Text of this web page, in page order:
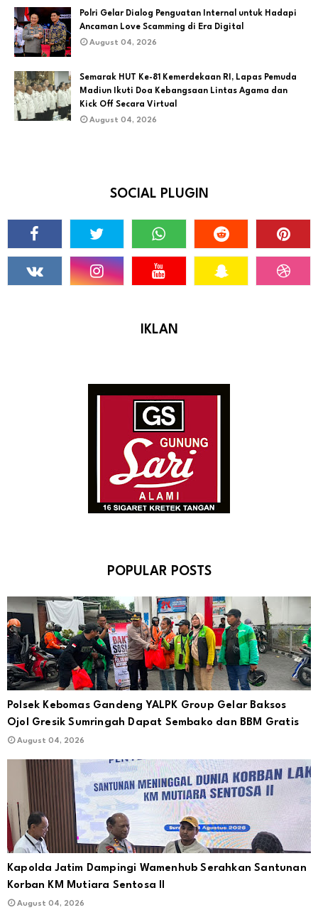
Polri Gelar Dialog Penguatan Internal untuk Hadapi
Ancaman Love Scamming di Era Digital
August 04, 2026
Semarak HUT Ke-81 Kemerdekaan RI, Lapas Pemuda
Madiun Ikuti Doa Kebangsaan Lintas Agama dan
Kick Off Secara Virtual
August 04, 2026
SOCIAL PLUGIN
IKLAN
POPULAR POSTS
Polsek Kebomas Gandeng YALPK Group Gelar Baksos
Ojol Gresik Sumringah Dapat Sembako dan BBM Gratis
August 04, 2026
Kapolda Jatim Dampingi Wamenhub Serahkan Santunan
Korban KM Mutiara Sentosa II
August 04, 2026